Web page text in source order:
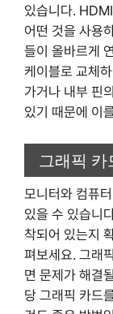
있습니다.
어떤 것을 사용
들이 올바르게
케이블로 교체
가거나 내부 핀
있기 때문에 이
그래픽
모니터와 컴퓨
있을 수 있습니
착되어 있는지
펴보세요. 그래
면 문제가 해결
당 그래픽 카드